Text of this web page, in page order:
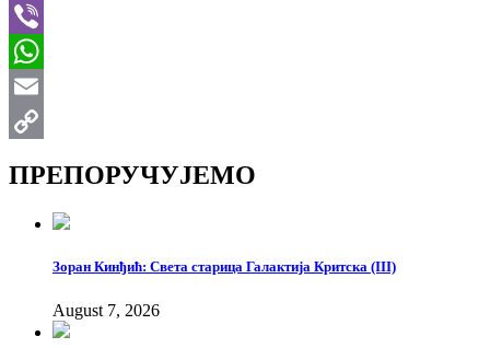
Telegram
Viber
WhatsApp
Email
ПРЕПОРУЧУЈЕМО
Зоран Кинђић: Света старица Галактија Критска (III)
August 7, 2026